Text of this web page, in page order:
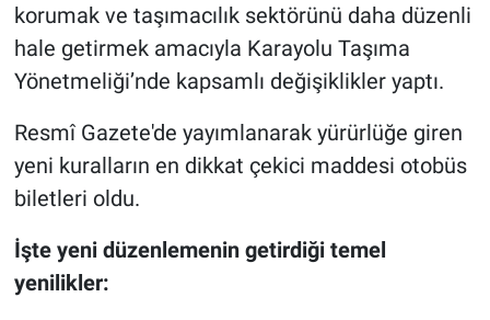
korumak ve taşımacılık sektörünü daha düzenli
hale getirmek amacıyla Karayolu Taşıma
Yönetmeliği’nde kapsamlı değişiklikler yaptı.
Resmî Gazete'de yayımlanarak yürürlüğe giren
yeni kuralların en dikkat çekici maddesi otobüs
biletleri oldu.
İşte yeni düzenlemenin getirdiği temel
yenilikler: